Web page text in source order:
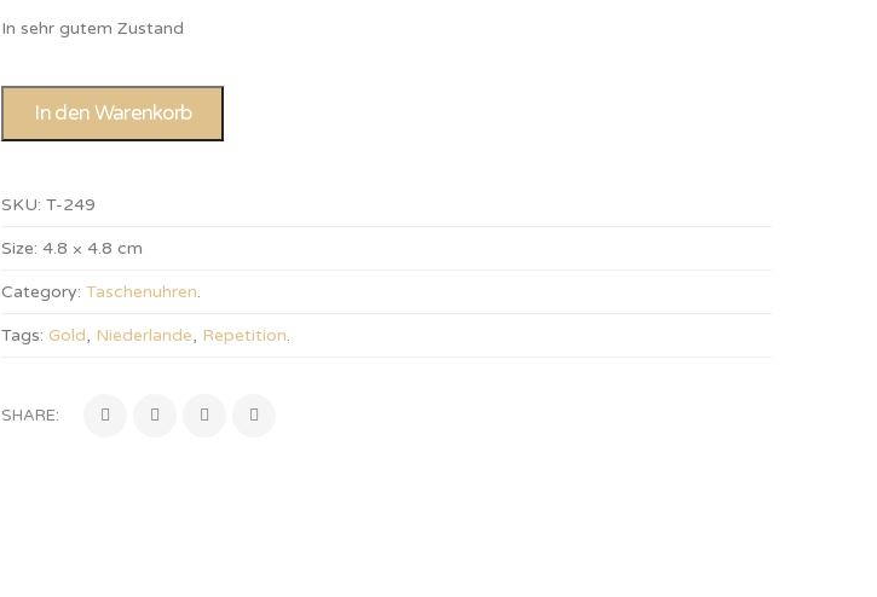
In sehr gutem Zustand
In den Warenkorb
SKU: T-249
Size: 4.8 × 4.8 cm
Category: Taschenuhren.
Tags: Gold, Niederlande, Repetition.
SHARE: